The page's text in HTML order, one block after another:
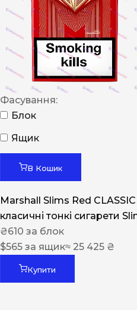
NERO
Гуцульскі
Italian
OSCAR
Сигарети
Фасування:
Блок
Ящик
В Кошик
Marshall Slims Red
класичні тонкі сигарети
₴610 за блок
$565 за ящик≈ 25 425 ₴
Купити